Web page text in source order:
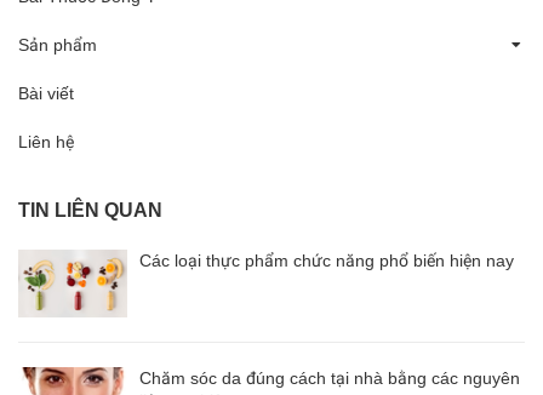
Sản phẩm
Bài viết
Liên hệ
TIN LIÊN QUAN
Các loại thực phẩm chức năng phổ biến hiện nay
Chăm sóc da đúng cách tại nhà bằng các nguyên